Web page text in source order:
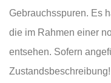
Gebrauchsspuren. Es
die im Rahmen einer
entsehen. Sofern
Zustandsbeschreibung!